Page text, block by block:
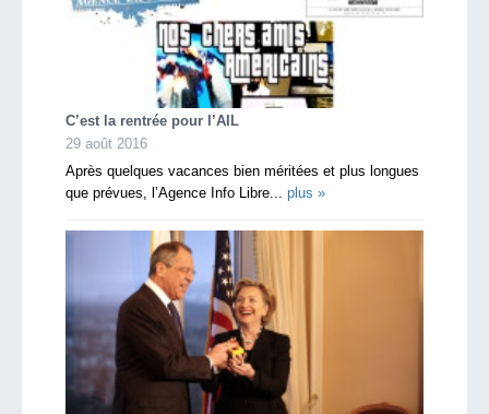
C’est la rentrée pour l’AIL
29 août 2016
Après quelques vacances bien méritées et plus longues
que prévues, l’Agence Info Libre... plus »